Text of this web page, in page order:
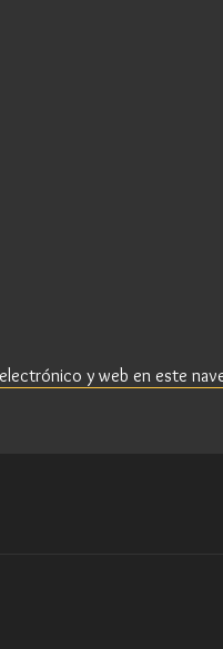
y web en este